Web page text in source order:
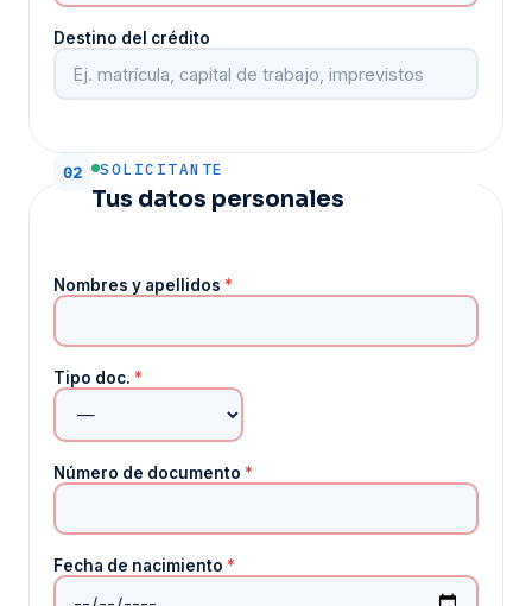
Destino del crédito
02 SOLICITANTE
Tus datos personales
Nombres y apellidos *
Tipo doc. *
Número de documento *
Fecha de nacimiento *